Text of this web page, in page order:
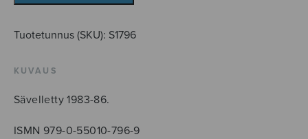
Tuotetunnus (SKU): S1796
KUVAUS
Sävelletty 1983-86.
ISMN 979-0-55010-796-9